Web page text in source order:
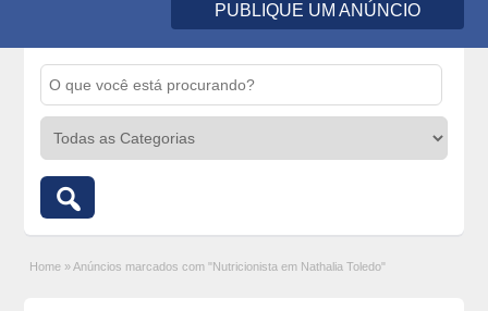
PUBLIQUE UM ANÚNCIO
Home » Anúncios marcados com "Nutricionista em Nathalia Toledo"